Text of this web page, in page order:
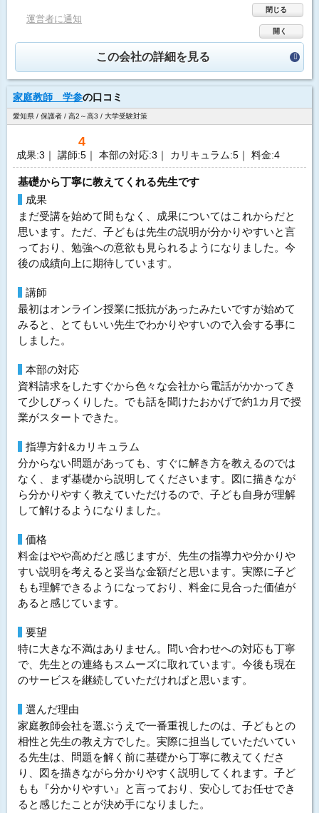
運営者に通知
閉じる
開く
この会社の詳細を見る
家庭教師 学参の口コミ
愛知県 / 保護者 / 高2～高3 / 大学受験対策
4
成果:3｜ 講師:5｜ 本部の対応:3｜ カリキュラム:5｜ 料金:4
基礎から丁寧に教えてくれる先生です
成果
まだ受講を始めて間もなく、成果についてはこれからだと
思います。ただ、子どもは先生の説明が分かりやすいと言
っており、勉強への意欲も見られるようになりました。今
後の成績向上に期待しています。
講師
最初はオンライン授業に抵抗があったみたいですが始めて
みると、とてもいい先生でわかりやすいので入会する事に
しました。
本部の対応
資料請求をしたすぐから色々な会社から電話がかかってき
て少しびっくりした。でも話を聞けたおかげで約1カ月で授
業がスタートできた。
指導方針&カリキュラム
分からない問題があっても、すぐに解き方を教えるのでは
なく、まず基礎から説明してくださいます。図に描きなが
ら分かりやすく教えていただけるので、子ども自身が理解
して解けるようになりました。
価格
料金はやや高めだと感じますが、先生の指導力や分かりや
すい説明を考えると妥当な金額だと思います。実際に子ど
もも理解できるようになっており、料金に見合った価値が
あると感じています。
要望
特に大きな不満はありません。問い合わせへの対応も丁寧
で、先生との連絡もスムーズに取れています。今後も現在
のサービスを継続していただければと思います。
選んだ理由
家庭教師会社を選ぶうえで一番重視したのは、子どもとの
相性と先生の教え方でした。実際に担当していただいてい
る先生は、問題を解く前に基礎から丁寧に教えてくださ
り、図を描きながら分かりやすく説明してくれます。子ど
もも『分かりやすい』と言っており、安心してお任せでき
ると感じたことが決め手になりました。